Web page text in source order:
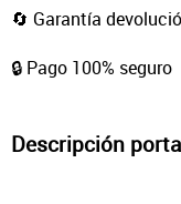
🔄 Garantía
🔒 Pago 100% seguro
Descripción